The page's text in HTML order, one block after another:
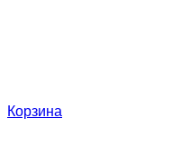
Корзина